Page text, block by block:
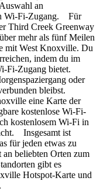
an
Wi-Fi-Zugang. Für
Third Creek Greenway
mehr als fünf Meilen
mit West Knoxville. Du
indem du im
Fi-Zugang bietet.
oder
bleibst.
eine Karte der
kostenlose Wi-Fi-
kostenlosem Wi-Fi in
Insgesamt ist
für jeden etwas zu
beliebten Orten zum
gibt es
Hotspot-Karte und